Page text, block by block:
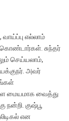
வாய்ப்பு எல்லாம்
சுந்தர்
செய்யலாம்,
அவர்
மையமாக வைத்து
நன்றி. குஷ்பூ
என